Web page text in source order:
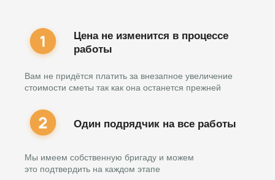
Цена не изменится в процессе
работы
Вам не придётся платить за внезапное увеличение
стоимости сметы так как она останется прежней
Один подрядчик на все работы
Мы имеем собственную бригаду и можем
это подтвердить на каждом этапе